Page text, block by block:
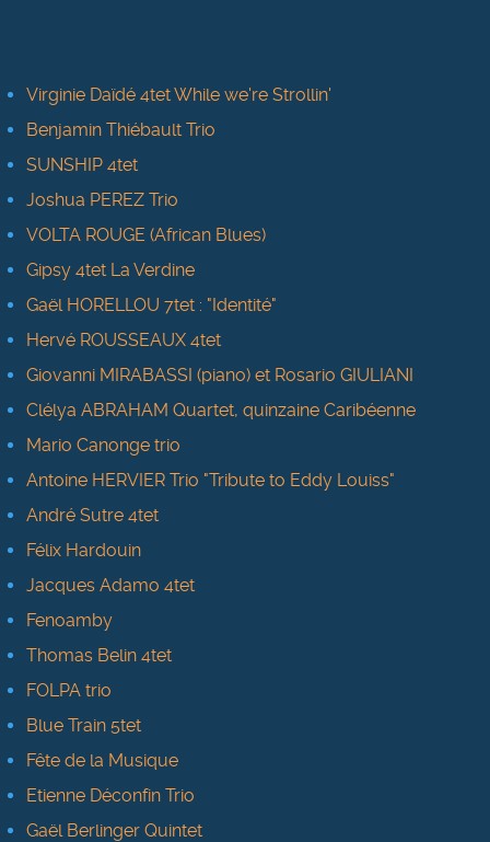
Virginie Daïdé 4tet While we're Strollin'
Benjamin Thiébault Trio
SUNSHIP 4tet
Joshua PEREZ Trio
VOLTA ROUGE (African Blues)
Gipsy 4tet La Verdine
Gaël HORELLOU 7tet : "Identité"
Hervé ROUSSEAUX 4tet
Giovanni MIRABASSI (piano) et Rosario GIULIANI
Clélya ABRAHAM Quartet, quinzaine Caribéenne
Mario Canonge trio
Antoine HERVIER Trio "Tribute to Eddy Louiss"
André Sutre 4tet
Félix Hardouin
Jacques Adamo 4tet
Fenoamby
Thomas Belin 4tet
FOLPA trio
Blue Train 5tet
Fête de la Musique
Etienne Déconfin Trio
Gaël Berlinger Quintet